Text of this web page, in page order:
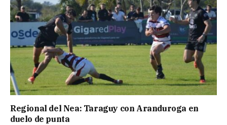
Regional del Nea: Taraguy con Aranduroga en
duelo de punta